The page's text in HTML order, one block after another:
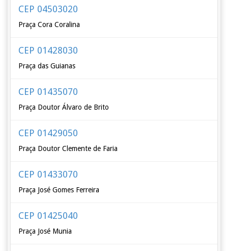
CEP 04503020
Praça Cora Coralina
CEP 01428030
Praça das Guianas
CEP 01435070
Praça Doutor Álvaro de Brito
CEP 01429050
Praça Doutor Clemente de Faria
CEP 01433070
Praça José Gomes Ferreira
CEP 01425040
Praça José Munia